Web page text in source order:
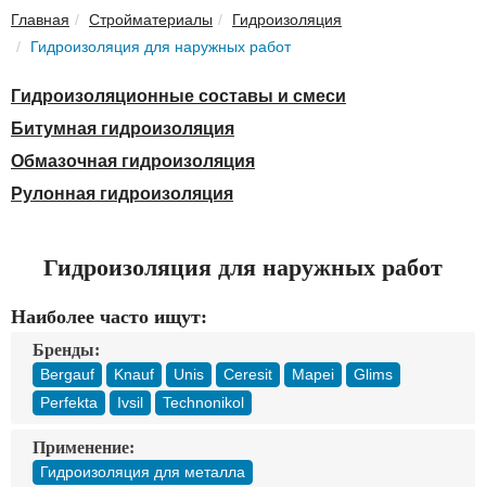
ЗВУКОИЗОЛЯЦИЯ
Главная
О компании
Доставка
Контакты
Войти в магазин
Главная Стройматериалы
Гидроизоляция
Гидроизоляция для наружных работ
Гидроизоляционные составы и смеси
Битумная гидроизоляция
Обмазочная гидроизоляция
Рулонная гидроизоляция
Гидроизоляция для наружных работ
Наиболее часто ищут:
Бренды:
Bergauf Knauf Unis Ceresit Mapei
Glims
Perfekta
Ivsil Technonikol
Применение:
Гидроизоляция для металла